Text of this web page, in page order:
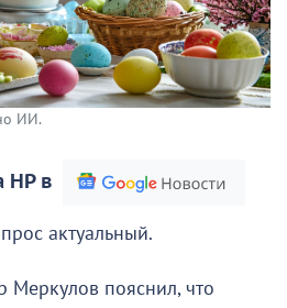
ИИ.
НР в
актуальный.
Меркулов пояснил, что